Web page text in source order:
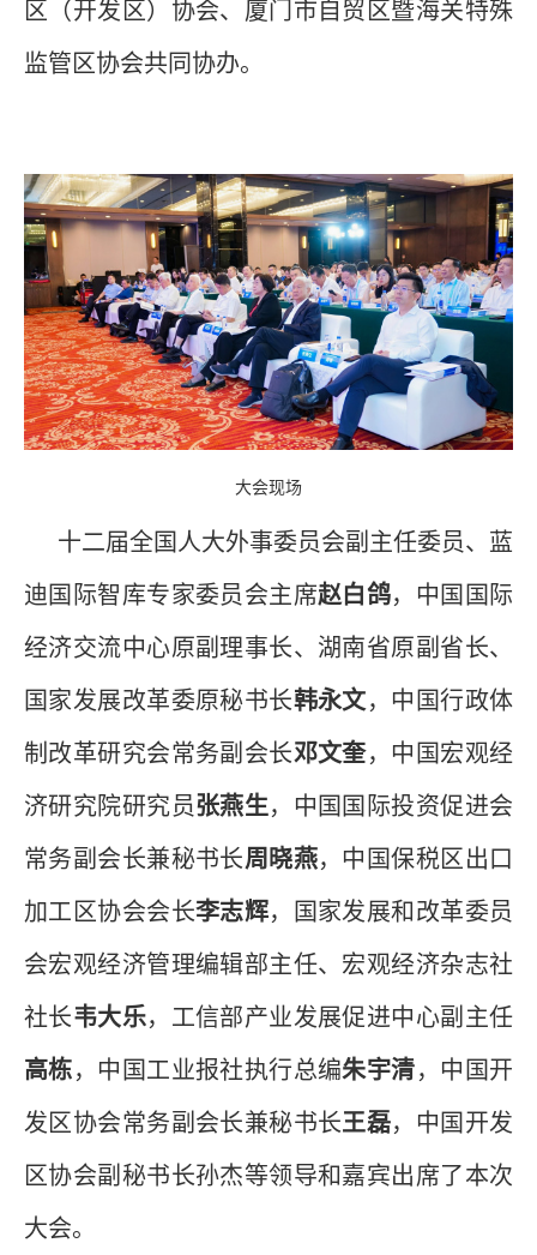
区（开发区）协会、厦门市自贸区暨海关特殊
监管区协会共同协办。
大会现场
十二届全国人大外事委员会副主任委员、蓝
迪国际智库专家委员会主席赵白鸽，中国国际
经济交流中心原副理事长、湖南省原副省长、
国家发展改革委原秘书长韩永文，中国行政体
制改革研究会常务副会长邓文奎，中国宏观经
济研究院研究员张燕生，中国国际投资促进会
常务副会长兼秘书长周晓燕，中国保税区出口
加工区协会会长李志辉，国家发展和改革委员
会宏观经济管理编辑部主任、宏观经济杂志社
社长韦大乐，工信部产业发展促进中心副主任
高栋，中国工业报社执行总编朱宇清，中国开
发区协会常务副会长兼秘书长王磊，中国开发
区协会副秘书长孙杰等领导和嘉宾出席了本次
大会。